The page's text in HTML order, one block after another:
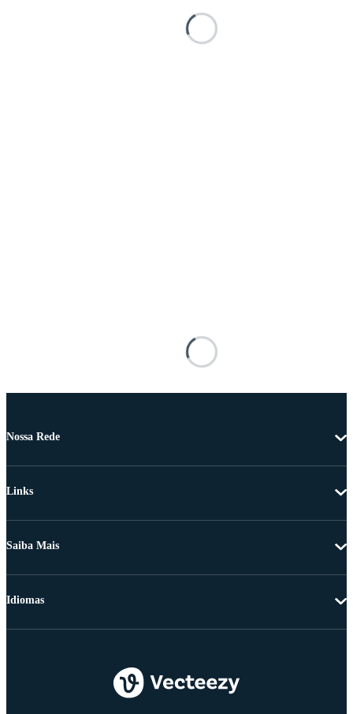
Nossa Rede
Links
Saiba Mais
Idiomas